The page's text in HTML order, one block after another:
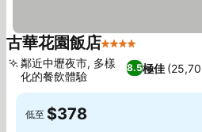
古華花園飯店4 星級
8.5極佳
鄰近中壢夜市, 多樣
化的餐飲體驗
低至 $378